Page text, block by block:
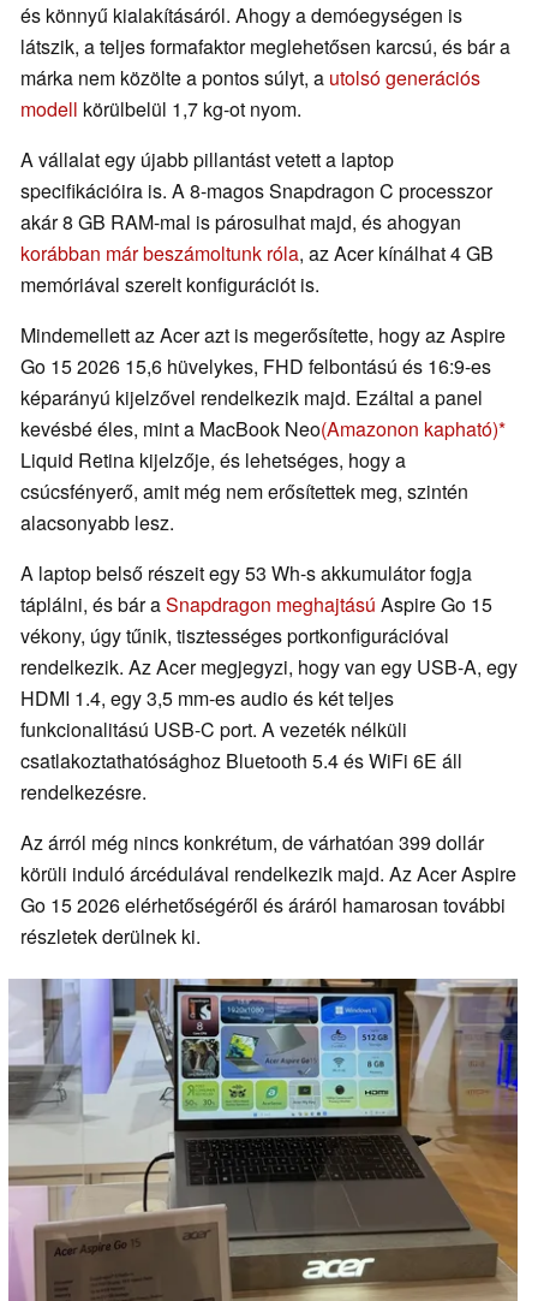
és könnyű kialakításáról. Ahogy a demóegységen is
látszik, a teljes formafaktor meglehetősen karcsú, és bár a
márka nem közölte a pontos súlyt, a utolsó generációs
modell körülbelül 1,7 kg-ot nyom.
A vállalat egy újabb pillantást vetett a laptop
specifikációira is. A 8-magos Snapdragon C processzor
akár 8 GB RAM-mal is párosulhat majd, és ahogyan
korábban már beszámoltunk róla, az Acer kínálhat 4 GB
memóriával szerelt konfigurációt is.
Mindemellett az Acer azt is megerősítette, hogy az Aspire
Go 15 2026 15,6 hüvelykes, FHD felbontású és 16:9-es
képarányú kijelzővel rendelkezik majd. Ezáltal a panel
kevésbé éles, mint a MacBook Neo(Amazonon kapható)
Liquid Retina kijelzője, és lehetséges, hogy a
csúcsfényerő, amit még nem erősítettek meg, szintén
alacsonyabb lesz.
A laptop belső részeit egy 53 Wh-s akkumulátor fogja
táplálni, és bár aSnapdragon meghajtású Aspire Go 15
vékony, úgy tűnik, tisztességes portkonfigurációval
rendelkezik. Az Acer megjegyzi, hogy van egy USB-A, egy
HDMI 1.4, egy 3,5 mm-es audio és két teljes
funkcionalitású USB-C port. A vezeték nélküli
csatlakoztathatósághoz Bluetooth 5.4 és WiFi 6E áll
rendelkezésre.
Az árról még nincs konkrétum, de várhatóan 399 dollár
körüli induló árcédulával rendelkezik majd. Az Acer Aspire
Go 15 2026 elérhetőségéről és áráról hamarosan további
részletek derülnek ki.